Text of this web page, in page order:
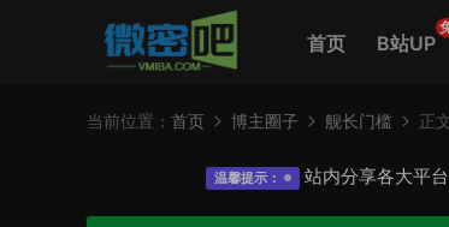
首页 B站UP
当前位置： 首页 博主圈子 舰长门槛 正
温馨提示： 站内分享各大平